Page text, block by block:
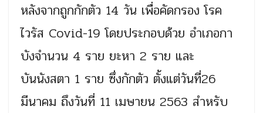
หลังจากถูกกักตัว 14 วัน เพื่อคัดกรอง โรค
ไวรัส Covid-19 โดยประกอบด้วย อำเภอกา
บังจำนวน 4 ราย ยะหา 2 ราย และ
บันนังสตา 1 ราย ซึ่งกักตัว ตั้งแต่วันที่26
มีนาคม ถึงวันที่ 11 เมษายน 2563 สำหรับ